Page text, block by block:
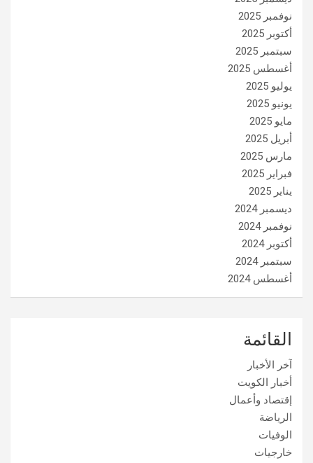
نوفمبر 2025
أكتوبر 2025
سبتمبر 2025
أغسطس 2025
يوليو 2025
يونيو 2025
مايو 2025
أبريل 2025
مارس 2025
فبراير 2025
يناير 2025
ديسمبر 2024
نوفمبر 2024
أكتوبر 2024
سبتمبر 2024
أغسطس 2024
القائمة
آخر الأخبار
أخبار الكويت
إقتصاد وأعمال
الرياضة
الوفيات
خارجيات